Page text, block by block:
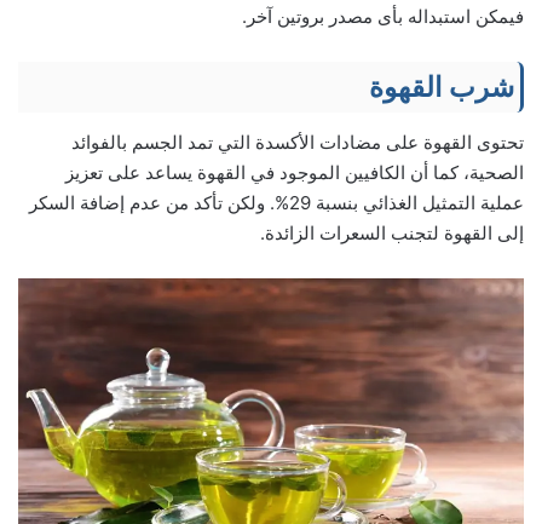
فيمكن استبداله بأى مصدر بروتين آخر.
شرب القهوة
تحتوى القهوة على مضادات الأكسدة التي تمد الجسم بالفوائد
الصحية، كما أن الكافيين الموجود في القهوة يساعد على تعزيز
عملية التمثيل الغذائي بنسبة 29%. ولكن تأكد من عدم إضافة السكر
إلى القهوة لتجنب السعرات الزائدة.